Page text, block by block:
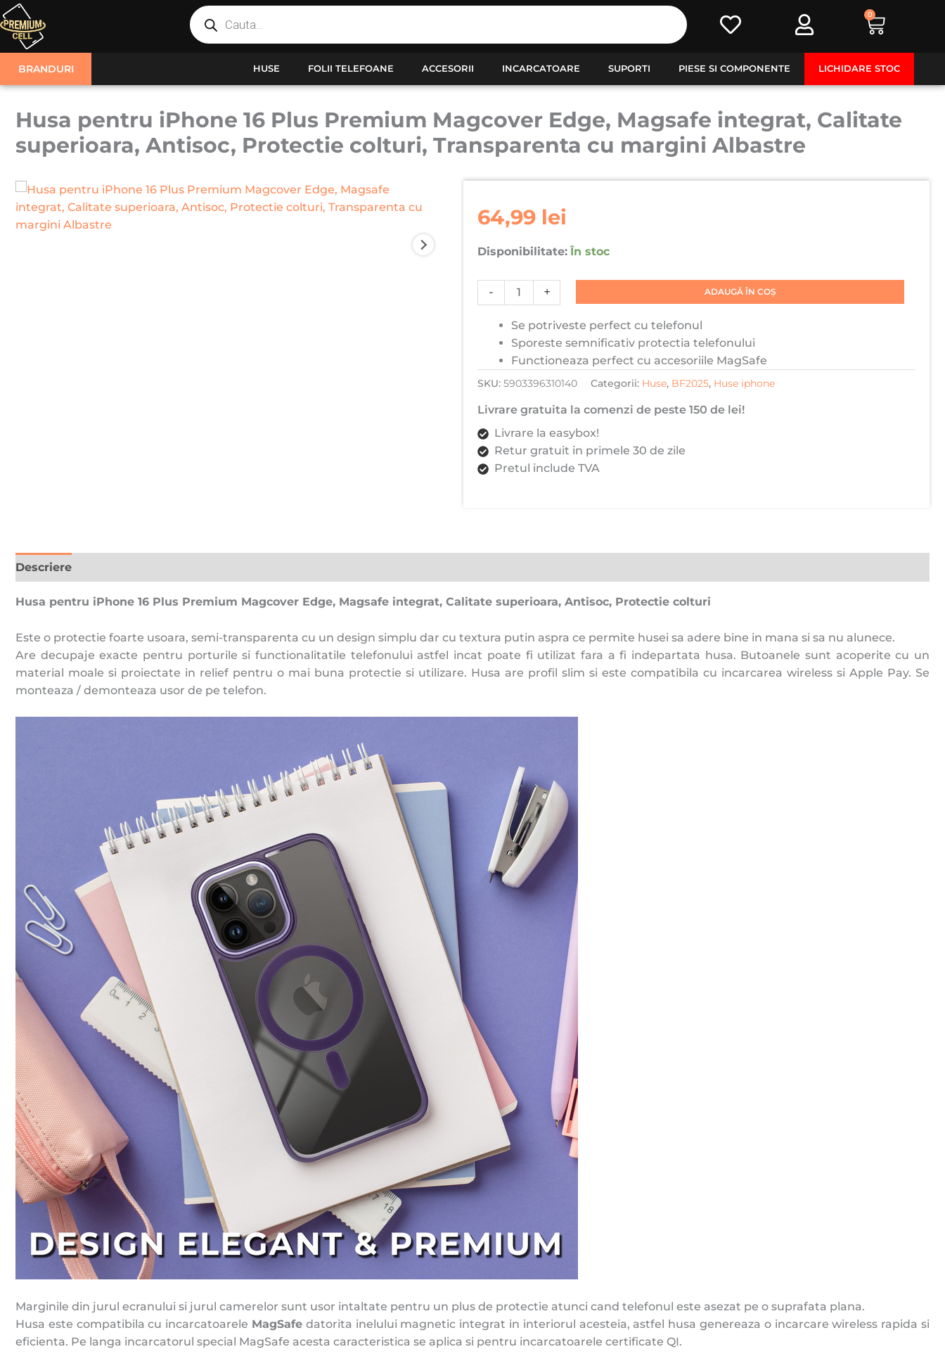
Skip
to
content
Products
search
0
Cart
BRANDURI HUSE FOLII TELEFOANE ACCESORII INCARCATOARE SUPORTI PIESE SI COMPONENTE LICHIDARE STOC
Husa pentru iPhone 16 Plus Premium Magcover Edge, Magsafe integrat, Calitate
superioara, Antisoc, Protectie colturi, Transparenta cu margini Albastre
64,99 lei
Disponibilitate: În stoc
-
Husa
pentru
16
Plus
Premium
Edge,
Magsafe
integrat,
Calitate
Antisoc,
Protectie
colturi,
Transparenta
+ ADAUGĂ ÎN COȘ
Se potriveste perfect cu telefonul
Sporeste semnificativ protectia telefonului
Functioneaza perfect cu accesoriile MagSafe
SKU: 5903396310140 Categorii: Huse, BF2025, Huse iphone
Livrare gratuita la comenzi de peste 150 de lei!
Livrare la easybox!
Retur gratuit in primele 30 de zile
Pretul include TVA
Descriere
Husa pentru iPhone 16 Plus Premium Magcover Edge, Magsafe integrat, Calitate superioara, Antisoc, Protectie colturi
Este o protectie foarte usoara, semi-transparenta cu un design simplu dar cu textura putin aspra ce permite husei sa adere bine in mana si sa nu alunece.
Are decupaje exacte pentru porturile si functionalitatile telefonului astfel incat poate fi utilizat fara a fi indepartata husa. Butoanele sunt acoperite cu un
material moale si proiectate in relief pentru o mai buna protectie si utilizare. Husa are profil slim si este compatibila cu incarcarea wireless si Apple Pay. Se
monteaza / demonteaza usor de pe telefon.
Marginile din jurul ecranului si jurul camerelor sunt usor intaltate pentru un plus de protectie atunci cand telefonul este asezat pe o suprafata plana.
Husa este compatibila cu incarcatoarele MagSafe datorita inelului magnetic integrat in interiorul acesteia, astfel husa genereaza o incarcare wireless rapida si
eficienta. Pe langa incarcatorul special MagSafe acesta caracteristica se aplica si pentru incarcatoarele certificate QI.